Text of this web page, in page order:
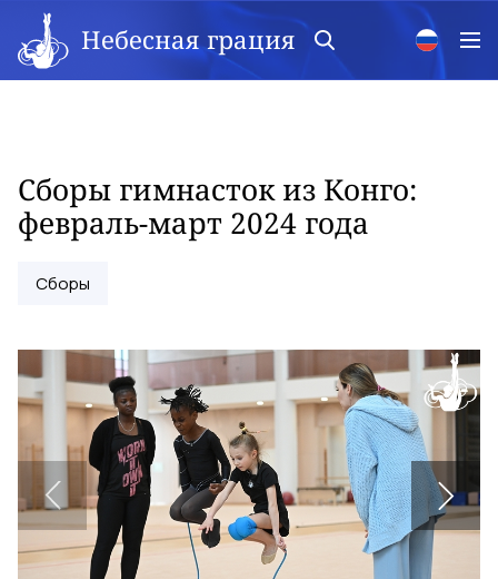
Небесная грация
Сборы гимнасток из Конго:
февраль-март 2024 года
Сборы